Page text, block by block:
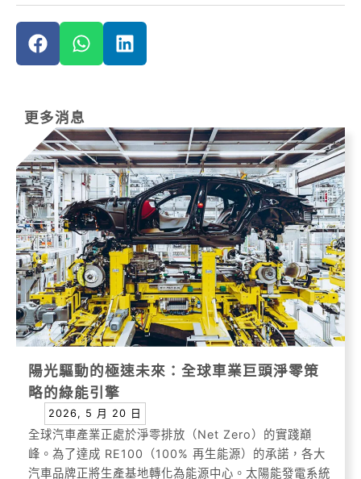
更多消息
陽光驅動的極速未來：全球車業巨頭淨零策
略的綠能引擎
2026, 5 月 20 日
全球汽車產業正處於淨零排放（Net Zero）的實踐巔
峰。為了達成 RE100（100% 再生能源）的承諾，各大
汽車品牌正將生產基地轉化為能源中心。太陽能發電系統